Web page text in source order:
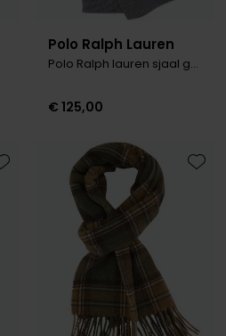
Polo Ralph Lauren
Polo Ralph lauren sjaal grijs effen
€ 125,00
Toevoegen aan favorieten